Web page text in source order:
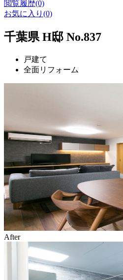
閲覧履歴(0)
お気に入り(0)
千葉県 H邸 No.837
戸建て
全面リフォーム
After